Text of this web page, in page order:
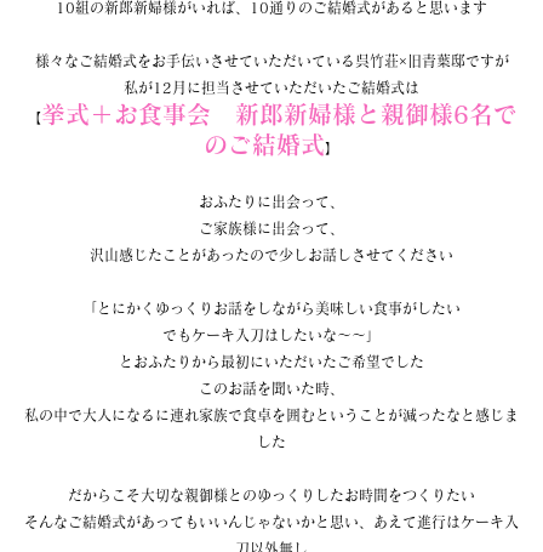
10組の新郎新婦様がいれば、10通りのご結婚式があると思います
様々なご結婚式をお手伝いさせていただいている呉竹荘×旧青葉邸ですが
私が12月に担当させていただいたご結婚式は
【挙式＋お食事会　新郎新婦様と親御様6名で
のご結婚式】
おふたりに出会って、
ご家族様に出会って、
沢山感じたことがあったので少しお話しさせてください
「とにかくゆっくりお話をしながら美味しい食事がしたい
でもケーキ入刀はしたいな〜〜」
とおふたりから最初にいただいたご希望でした
このお話を聞いた時、
私の中で大人になるに連れ家族で食卓を囲むということが減ったなと感じま
した
だからこそ大切な親御様とのゆっくりしたお時間をつくりたい
そんなご結婚式があってもいいんじゃないかと思い、あえて進行はケーキ入
刀以外無し